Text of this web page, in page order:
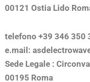
00121 Ostia Lido
telefono +39 346 350
e.mail:
Sede Legale :
00195 Roma